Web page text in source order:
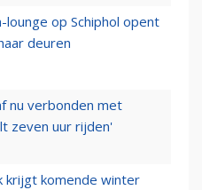
lounge op Schiphol opent
deuren
nu verbonden met
zeven uur rijden'
krijgt komende winter